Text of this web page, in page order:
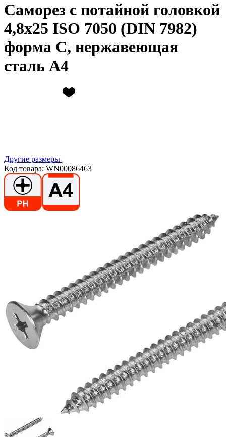
Саморез с потайной головкой
4,8х25 ISO 7050 (DIN 7982)
форма C, нержавеющая
сталь А4
Другие размеры
Код товара: WN00086463